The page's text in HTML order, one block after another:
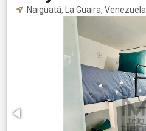
Naiguatá, La Guaira, Venezuela